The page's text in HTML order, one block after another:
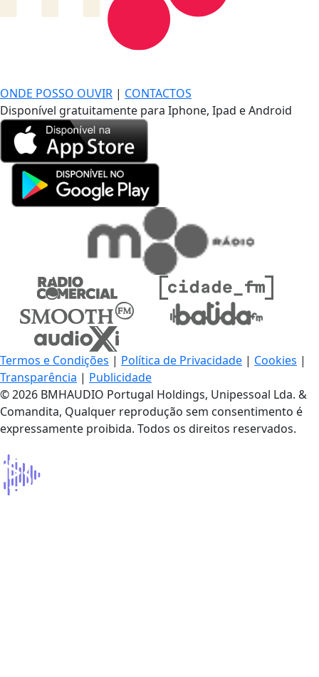
ONDE POSSO OUVIR | CONTACTOS
Disponível gratuitamente para Iphone, Ipad e Android
Termos e Condições | Política de Privacidade | Cookies |
Transparência | Publicidade
© 2026 BMHAUDIO Portugal Holdings, Unipessoal Lda. &
Comandita, Qualquer reprodução sem consentimento é
expressamente proibida. Todos os direitos reservados.